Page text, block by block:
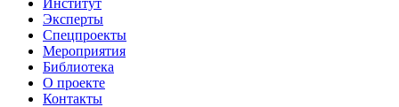
Институт
Эксперты
Спецпроекты
Мероприятия
Библиотека
О проекте
Контакты